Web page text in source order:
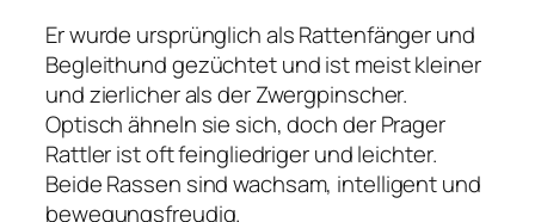
Er wurde ursprünglich als Rattenfänger und
Begleithund gezüchtet und ist meist kleiner
und zierlicher als der Zwergpinscher.
Optisch ähneln sie sich, doch der Prager
Rattler ist oft feingliedriger und leichter.
Beide Rassen sind wachsam, intelligent und
bewegungsfreudig.